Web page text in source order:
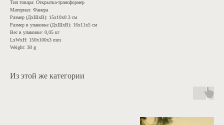
Тип товара: Открытка-трансформер
Материал: Фанера
Размер (ДхШхВ): 15х10х0.3 см
Размер в упаковке (ДхШхВ): 16х11х5 см
Вес в упаковке: 0,05 кг
LxWxH: 150x100x3 mm
Weight: 30 g
Из этой же категории